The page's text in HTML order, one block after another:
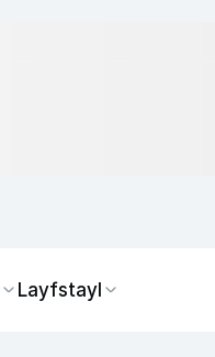
Layfstayl